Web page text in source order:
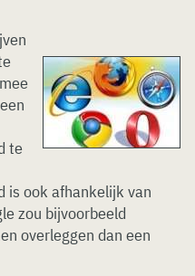
te
is ook afhankelijk van
zou bijvoorbeeld
overleggen dan een